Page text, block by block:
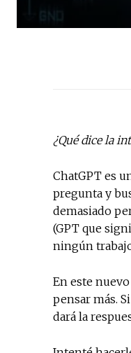
¿Qué dice la
ChatGPT es
pregunta y
demasiado
(GPT que
ningún
En este
pensar más.
dará la